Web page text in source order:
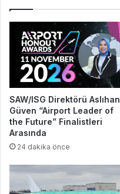
SAW/ISG Direktörü Aslıhan
Güven “Airport Leader of
the Future” Finalistleri
Arasında
24 dakika önce